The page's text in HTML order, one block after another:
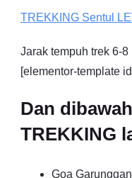
TREKKING Sentul
Jarak tempuh trek 6-
[elementor-template
Dan
TREKKING
Goa